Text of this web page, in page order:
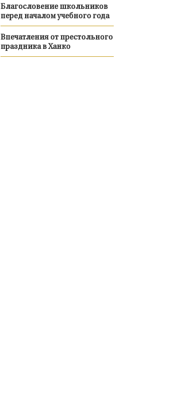
Благословение школьников
перед началом учебного года
Впечатления от престольного
праздника в Ханко